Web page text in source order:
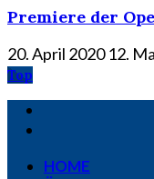
Premiere der
20. April 2020 12.
Top
HOME